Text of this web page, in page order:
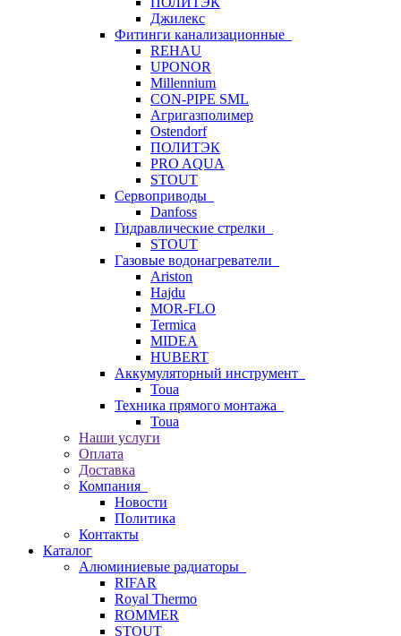
Джилекс
Фитинги канализационные
REHAU
UPONOR
Millennium
CON-PIPE SML
Агригазполимер
Ostendorf
ПОЛИТЭК
PRO AQUA
STOUT
Сервоприводы
Danfoss
Гидравлические стрелки
STOUT
Газовые водонагреватели
Ariston
Hajdu
MOR-FLO
Termica
MIDEA
HUBERT
Аккумуляторный инструмент
Toua
Техника прямого монтажа
Toua
Наши услуги
Оплата
Доставка
Компания
Новости
Политика
Контакты
Каталог
Алюминиевые радиаторы
RIFAR
Royal Thermo
ROMMER
STOUT